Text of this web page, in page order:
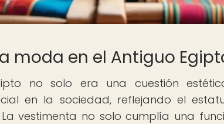
moda en el Antiguo
no solo era una cuestión
en la sociedad, reflejando el
vestimenta no solo cumplía una